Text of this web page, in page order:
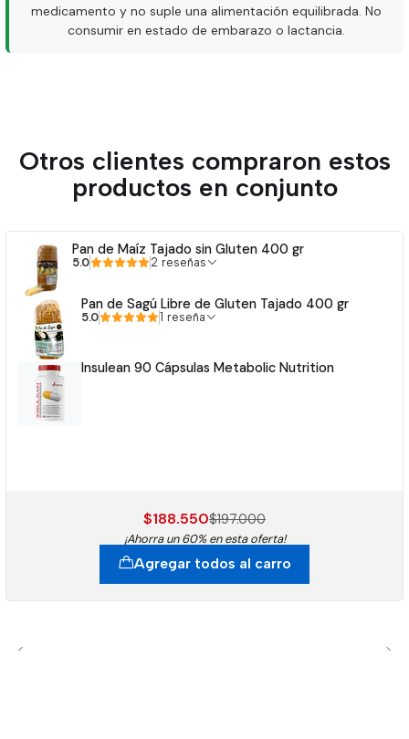
medicamento y no suple una alimentación equilibrada. No
consumir en estado de embarazo o lactancia.
Otros clientes compraron estos
productos en conjunto
Pan de Maíz Tajado sin Gluten 400 gr
5.0 2 reseñas
Pan de Sagú Libre de Gluten Tajado 400 gr
5.0 1 reseña
Insulean 90 Cápsulas Metabolic Nutrition
$188.550$197.000
¡Ahorra un 60% en esta oferta!
Agregar todos al carro